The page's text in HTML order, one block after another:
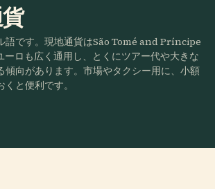
語です。現地通貨はSão Tomé and Príncipe
ロも広く通用し、とくにツアー代や大きな
傾向があります。市場やタクシー用に、小額
と便利です。